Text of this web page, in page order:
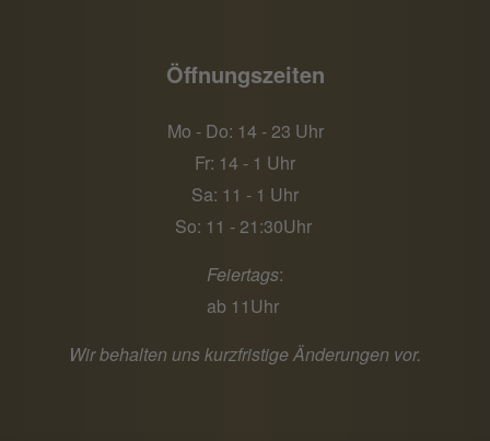
Öffnungszeiten
Mo - Do: 14 - 23 Uhr
Fr: 14 - 1 Uhr
Sa: 11 - 1 Uhr
So: 11 - 21:30Uhr
Feiertags:
ab 11Uhr
Wir behalten uns kurzfristige Änderungen vor.